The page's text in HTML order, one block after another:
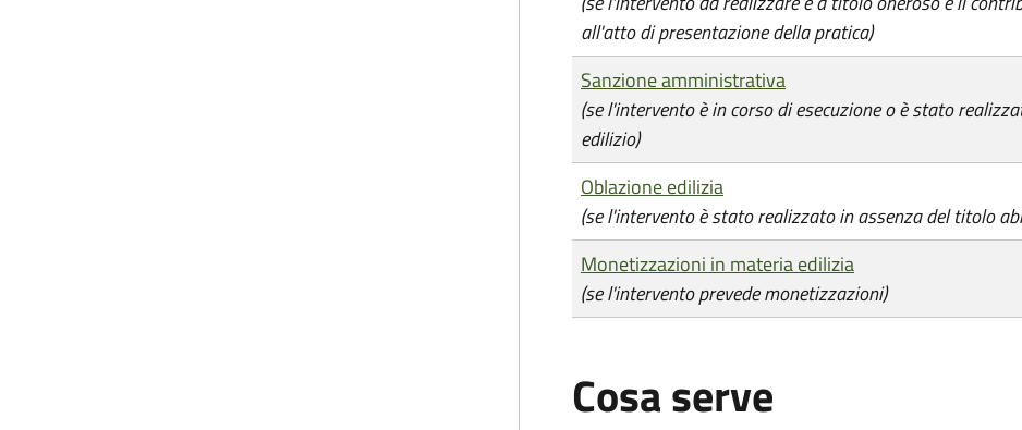
all'atto di presentazione della pratica)
Sanzione amministrativa
(se l'intervento è in corso di esecuzione o è stato
edilizio)
Oblazione edilizia
(se l'intervento è stato realizzato in assenza del titolo
Monetizzazioni in materia edilizia
(se l'intervento prevede monetizzazioni)
Cosa serve